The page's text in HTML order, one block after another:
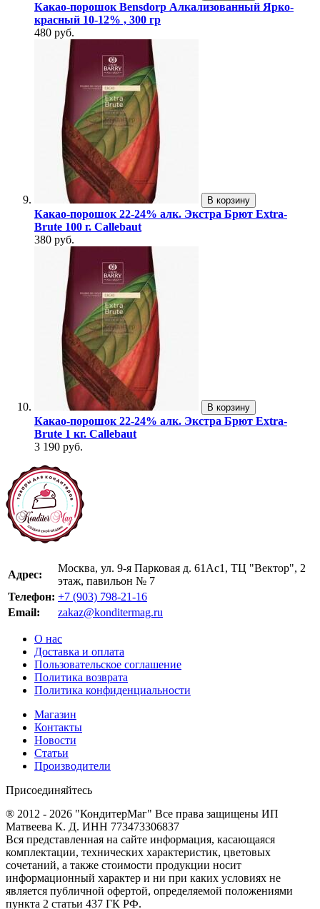
Какао-порошок Bensdorp Алкализованный Ярко-
красный 10-12% , 300 гр
480 руб.
В корзину
Какао-порошок 22-24% алк. Экстра Брют Extra-
Brute 100 г. Callebaut
380 руб.
В корзину
Какао-порошок 22-24% алк. Экстра Брют Extra-
Brute 1 кг. Callebaut
3 190 руб.
Адрес:
Москва, ул. 9-я Парковая д. 61Ас1, ТЦ "Вектор", 2
этаж, павильон № 7
Телефон: +7 (903) 798-21-16
Email:
zakaz@konditermag.ru
О нас
Доставка и оплата
Пользовательское соглашение
Политика возврата
Политика конфиденциальности
Магазин
Контакты
Новости
Статьи
Производители
Присоединяйтесь
® 2012 - 2026 "КондитерМаг" Все права защищены ИП
Матвеева К. Д. ИНН 773473306837
Вся представленная на сайте информация, касающаяся
комплектации, технических характеристик, цветовых
сочетаний, а также стоимости продукции носит
информационный характер и ни при каких условиях не
является публичной офертой, определяемой положениями
пункта 2 статьи 437 ГК РФ.